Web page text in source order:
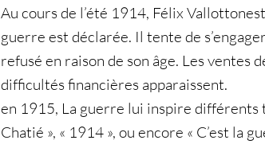
Au cours de l’été 1914, Félix
guerre est déclarée. Il tente de
refusé en raison de son âge. Les ventes
difficultés financières apparaissent.
en 1915, La guerre lui inspire différents
Chatié », « 1914 », ou encore « C’est la